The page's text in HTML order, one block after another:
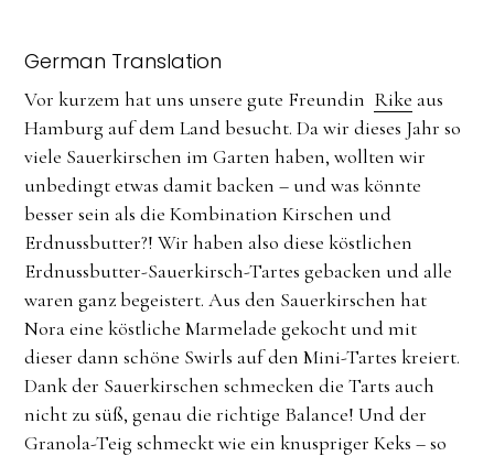
German Translation
Vor kurzem hat uns unsere gute Freundin Rike aus
Hamburg auf dem Land besucht. Da wir dieses Jahr so
viele Sauerkirschen im Garten haben, wollten wir
unbedingt etwas damit backen – und was könnte
besser sein als die Kombination Kirschen und
Erdnussbutter?! Wir haben also diese köstlichen
Erdnussbutter-Sauerkirsch-Tartes gebacken und alle
waren ganz begeistert. Aus den Sauerkirschen hat
Nora eine köstliche Marmelade gekocht und mit
dieser dann schöne Swirls auf den Mini-Tartes kreiert.
Dank der Sauerkirschen schmecken die Tarts auch
nicht zu süß, genau die richtige Balance! Und der
Granola-Teig schmeckt wie ein knuspriger Keks – so